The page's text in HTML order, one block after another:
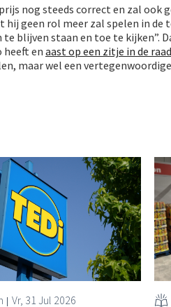
nog steeds correct en zal ook
geen rol meer zal spelen in
blijven staan en toe te kijken”.
enaast op een zitje in de
maar wel een
Vr, 31 Jul 2026